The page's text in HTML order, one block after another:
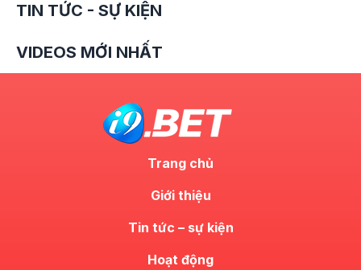
TIN TỨC - SỰ KIỆN
VIDEOS MỚI NHẤT
Trang chủ
Giới thiệu
Tin tức – sự kiện
Hoạt động